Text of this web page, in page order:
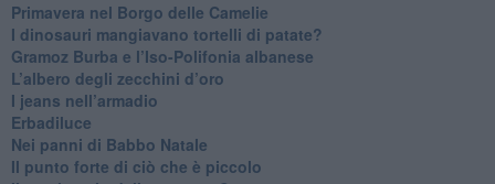
​Primavera nel Borgo delle Camelie
I dinosauri mangiavano tortelli di patate?
​Gramoz Burba e l’Iso-Polifonia albanese
L’albero degli zecchini d’oro
​I jeans nell’armadio
Erbadiluce
Nei panni di Babbo Natale
​Il punto forte di ciò che è piccolo